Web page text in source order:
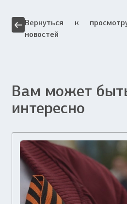
Вернуться к
новостей
Вам может
интересно